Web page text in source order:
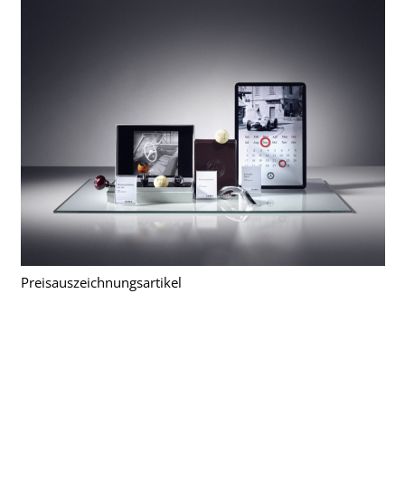
Preisauszeichnungsartikel